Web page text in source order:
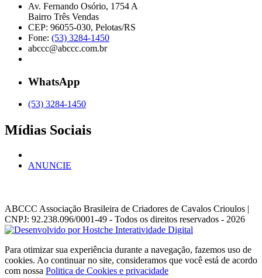
Av. Fernando Osório, 1754 A
Bairro Três Vendas
CEP: 96055-030, Pelotas/RS
Fone: (53) 3284-1450
abccc@abccc.com.br
WhatsApp
(53) 3284-1450
Mídias Sociais
ANUNCIE
ABCCC Associação Brasileira de Criadores de Cavalos Crioulos |
CNPJ: 92.238.096/0001-49 - Todos os direitos reservados - 2026
Para otimizar sua experiência durante a navegação, fazemos uso de
cookies. Ao continuar no site, consideramos que você está de acordo
com nossa Politica de Cookies e privacidade